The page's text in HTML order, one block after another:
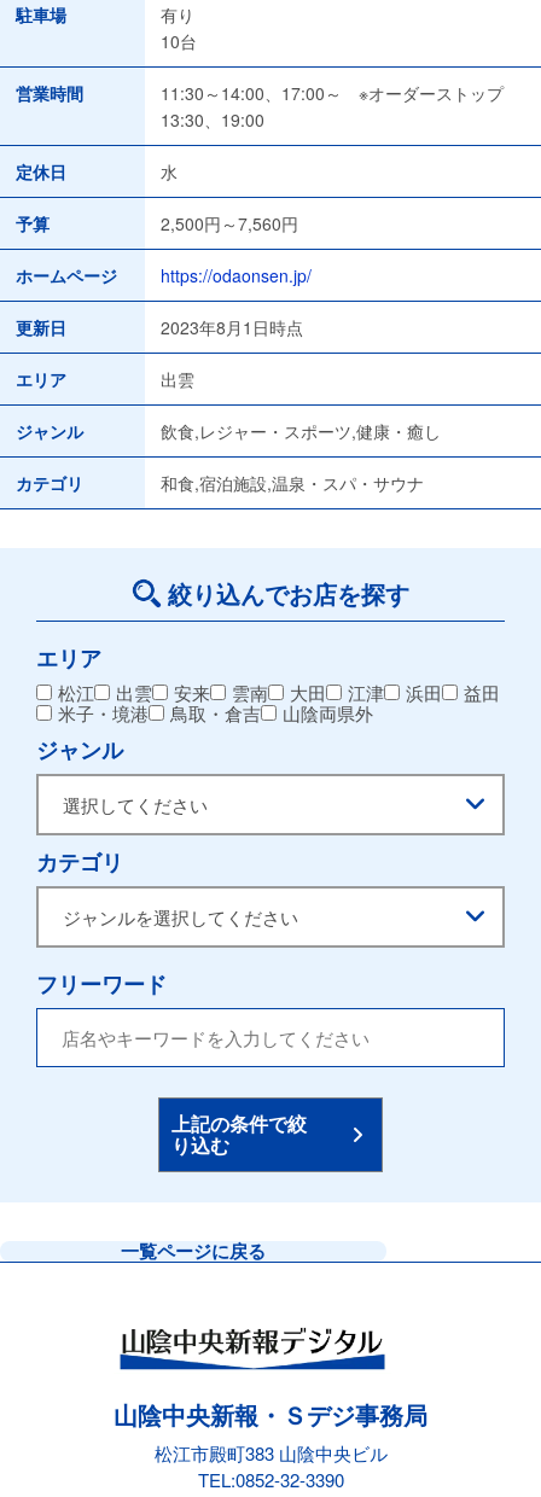
駐車場
有り
10台
営業時間
11:30～14:00、17:00～ ※オーダーストップ
13:30、19:00
定休日 水
予算 2,500円～7,560円
ホームページ https://odaonsen.jp/
更新日 2023年8月1日時点
エリア 出雲
ジャンル 飲食,レジャー・スポーツ,健康・癒し
カテゴリ 和食,宿泊施設,温泉・スパ・サウナ
絞り込んでお店を探す
エリア
松江 出雲 安来 雲南 大田 江津 浜田
益田
米子・境港
鳥取・倉吉 山陰両県外
ジャンル
カテゴリ
フリーワード
上記の条件で絞
り込む
一覧ページに戻る
山陰中央新報・Ｓデジ事務局
松江市殿町383 山陰中央ビル
TEL:0852-32-3390